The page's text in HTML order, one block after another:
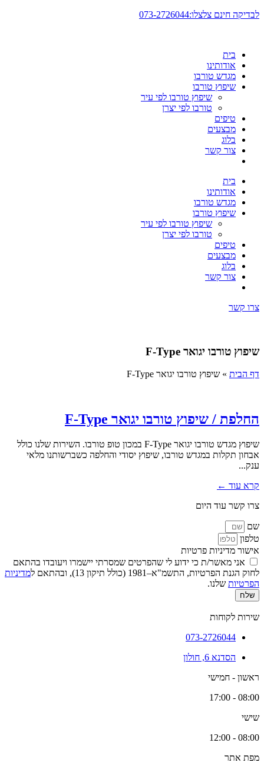
דלג
לבדיקה חינם צלצלו:073-2726044
בית
אודותינו
מגדש טורבו
שיפוץ טורבו
שיפוץ טורבו לפי עיר
טורבו לפי יצרן
טיפים
מבצעים
בלוג
צור קשר
בית
אודותינו
מגדש טורבו
שיפוץ טורבו
שיפוץ טורבו לפי עיר
טורבו לפי יצרן
טיפים
מבצעים
בלוג
צור קשר
צרו קשר
שיפוץ טורבו יגואר F-Type
דף הבית » שיפוץ טורבו יגואר F-Type
החלפת / שיפוץ טורבו יגואר F-Type
שיפוץ מגדש טורבו יגואר F-Type במכון טופ טורבו. השירות שלנו כולל
אבחון תקלות במגדש טורבו, שיפוץ יסודי והחלפה כשברשותנו מלאי
ענק...
קרא עוד ←
צרו קשר עוד היום
שם
טלפון
אישור מדיניות פרטיות
אני מאשר/ת כי ידוע לי שהפרטים שמסרתי יישמרו ויעובדו בהתאם
לחוק הגנת הפרטיות, התשמ"א–1981 (כולל תיקון 13), ובהתאם ל
מדיניות
הפרטיות שלנו.
שלח
שירות לקוחות
073-2726044
הסדנא 6, חולון
ראשון - חמישי
08:00 - 17:00
שישי
08:00 - 12:00
מפת אתר